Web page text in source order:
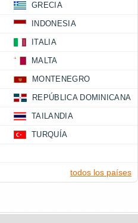
GRECIA
INDONESIA
ITALIA
MALTA
MONTENEGRO
REPÚBLICA DOMINICANA
TAILANDIA
TURQUÍA
todos los países